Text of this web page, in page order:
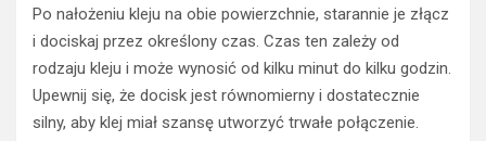
Po nałożeniu kleju na obie powierzchnie, starannie je złącz
i dociskaj przez określony czas. Czas ten zależy od
rodzaju kleju i może wynosić od kilku minut do kilku godzin.
Upewnij się, że docisk jest równomierny i dostatecznie
silny, aby klej miał szansę utworzyć trwałe połączenie.